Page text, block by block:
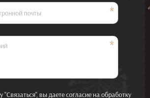
вы даете согласие на обработку